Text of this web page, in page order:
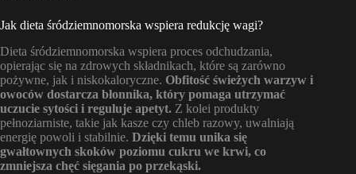
Jak dieta śródziemnomorska wspiera redukcję wagi?
Dieta śródziemnomorska wspiera proces odchudzania,
opierając się na zdrowych składnikach, które są zarówno
pożywne, jak i niskokaloryczne. Obfitość świeżych warzyw i
owoców dostarcza błonnika, który pomaga utrzymać
uczucie sytości i reguluje apetyt. Z kolei produkty
pełnoziarniste, takie jak kasze czy chleb razowy, uwalniają
energię powoli i stabilnie. Dzięki temu unika się
gwałtownych skoków poziomu cukru we krwi, co
zmniejsza chęć sięgania po przekąski.